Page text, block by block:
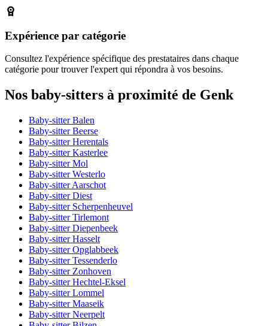
Expérience par catégorie
Consultez l'expérience spécifique des prestataires dans chaque
catégorie pour trouver l'expert qui répondra à vos besoins.
Nos baby-sitters à proximité de Genk
Baby-sitter Balen
Baby-sitter Beerse
Baby-sitter Herentals
Baby-sitter Kasterlee
Baby-sitter Mol
Baby-sitter Westerlo
Baby-sitter Aarschot
Baby-sitter Diest
Baby-sitter Scherpenheuvel
Baby-sitter Tirlemont
Baby-sitter Diepenbeek
Baby-sitter Hasselt
Baby-sitter Opglabbeek
Baby-sitter Tessenderlo
Baby-sitter Zonhoven
Baby-sitter Hechtel-Eksel
Baby-sitter Lommel
Baby-sitter Maaseik
Baby-sitter Neerpelt